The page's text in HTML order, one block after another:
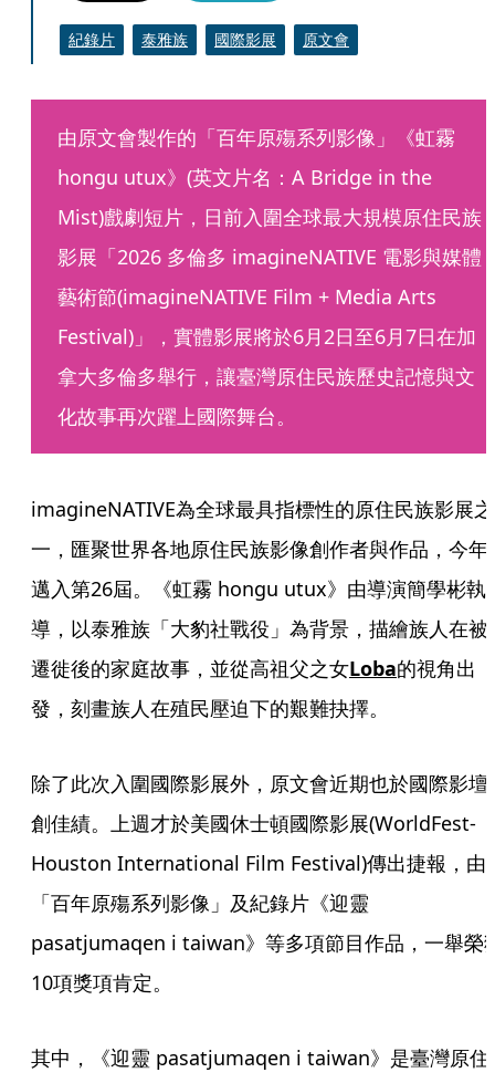
紀錄片 泰雅族 國際影展 原文會
由原文會製作的「百年原殤系列影像」《虹霧
hongu utux》(英文片名：A Bridge in the
Mist)戲劇短片，日前入圍全球最大規模原住民族
影展「2026 多倫多 imagineNATIVE 電影與媒體
藝術節(imagineNATIVE Film + Media Arts
Festival)」，實體影展將於6月2日至6月7日在加
拿大多倫多舉行，讓臺灣原住民族歷史記憶與文
化故事再次躍上國際舞台。
imagineNATIVE為全球最具指標性的原住民族影展之
一，匯聚世界各地原住民族影像創作者與作品，今年
邁入第26屆。《虹霧 hongu utux》由導演簡學彬執
導，以泰雅族「大豹社戰役」為背景，描繪族人在被
遷徙後的家庭故事，並從高祖父之女Loba的視角出
發，刻畫族人在殖民壓迫下的艱難抉擇。
除了此次入圍國際影展外，原文會近期也於國際影壇
創佳績。上週才於美國休士頓國際影展(WorldFest-
Houston International Film Festival)傳出捷報，由
「百年原殤系列影像」及紀錄片《迎靈
pasatjumaqen i taiwan》等多項節目作品，一舉榮
10項獎項肯定。
其中，《迎靈 pasatjumaqen i taiwan》是臺灣原住